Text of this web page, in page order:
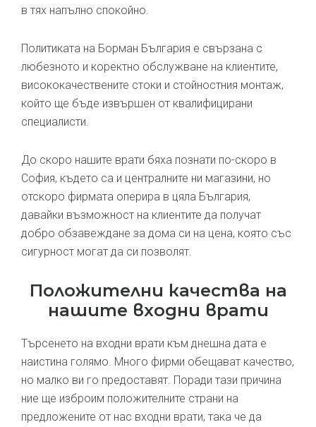
в тях напълно спокойно.
Политиката на Борман България е свързана с
любезното и коректно обслужване на клиентите,
висококачествените стоки и стойностния монтаж,
който ще бъде извършен от квалифицирани
специалисти.
До скоро нашите врати бяха познати по-скоро в
София, където са и централните ни магазини, но
отскоро фирмата оперира в цяла България,
давайки възможност на клиентите да получат
добро обзавеждане за дома си на цена, която със
сигурност могат да си позволят.
Положителни качества на
нашите входни врати
Търсенето на входни врати към днешна дата е
наистина голямо. Много фирми обещават качество,
но малко ви го предоставят. Поради тази причина
ние ще изброим положителните страни на
предложените от нас входни врати, така че да